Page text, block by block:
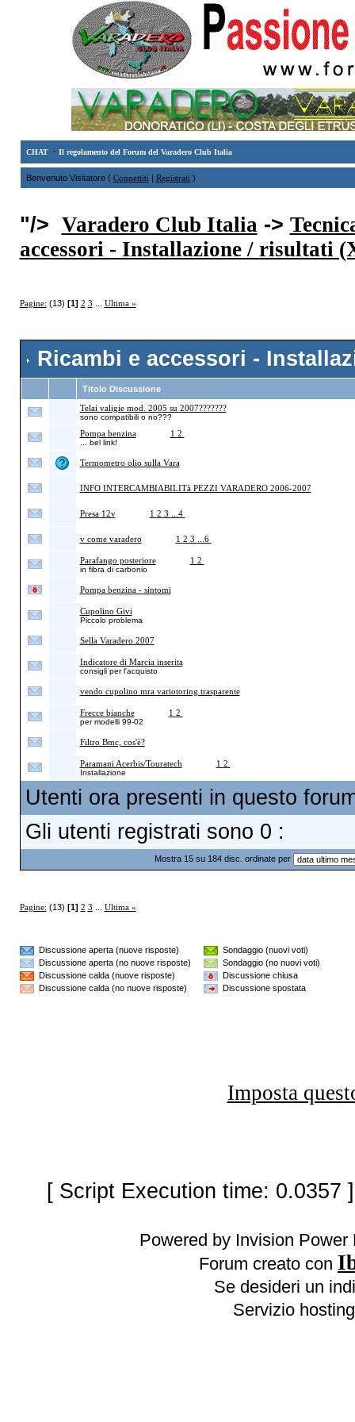
CHAT · Il regolamento del Forum del Varadero Club Italia
Benvenuto Visitatore ( Connettiti | Registrati )
"/> Varadero Club Italia ->
accessori - Installazione / risultati
Pagine: (13) [1] 2 3 Ultima »
Ricambi e accessori -
Titolo Discussione
Telai valigie mod. 2005 su 2007???????
sono compatibili o no???
Pompa benzina 1 2
... bel link!
Termometro olio sulla Vara
INFO INTERCAMBIABILITà PEZZI VARADERO 2006-2007
Presa 12v 1 2 3 ...4
v come varadero 1 2 3 ...6
Parafango posteriore 1 2
in fibra di carbonio
Pompa benzina - sintomi
Cupolino Givi
Piccolo problema
Sella Varadero 2007
Indicatore di Marcia inserita
consigli per l'acquisto
vendo cupolino mra variotoring trasparente
Frecce bianche 1 2
per modelli 99-02
Filtro Bmc, cos'è?
Paramani Acerbis/Touratech 1 2
Installazione
Utenti ora presenti in questo
Gli utenti registrati sono 0 :
Mostra 15 su 184 disc. ordinate per
Pagine: (13) [1] 2 3 Ultima »
Discussione aperta (nuove risposte)
Discussione aperta (no nuove risposte)
Discussione calda (nuove risposte)
Discussione calda (no nuove risposte)
Sondaggio (nuovi voti)
Sondaggio (no nuovi voti)
Discussione chiusa
Discussione spostata
Imposta
[ Script Execution time:
Powered by Invision
Forum creato con
Se desideri un
Servizio